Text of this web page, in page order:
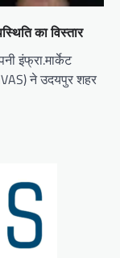
का विस्तार
इंफ्रा.मार्केट
ने उदयपुर शहर